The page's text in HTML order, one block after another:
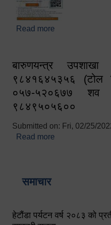
Read more
बारुणयन्त्र उपशाखा
९८४१६४५३५६
०५७-५२०६७७ शव
९८४९५०५६००
Submitted on: Fri, 02/25/
Read more
समाचार
हेटौंडा पर्यटन वर्ष २०८३ को